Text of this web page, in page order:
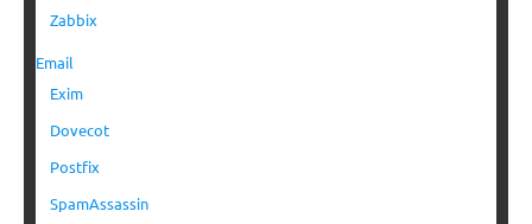
Zabbix
Email
Exim
Dovecot
Postfix
SpamAssassin